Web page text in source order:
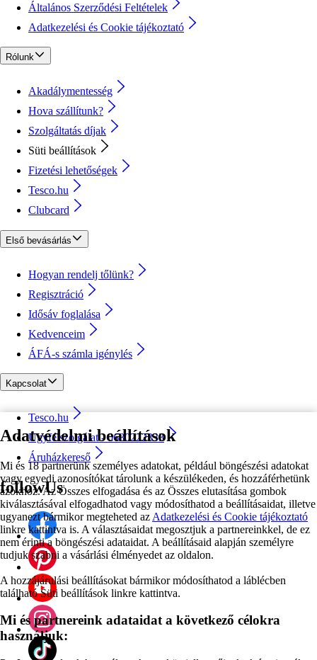
Adatvédelmi beállítások
Mi és 18 partnerünk személyes adatokat, például böngészési adatokat
vagy egyedi azonosítókat tárolunk a készülékeden, és hozzáférhetünk
azokhoz. Az Összes elfogadása és az Összes elutasítása gombok
kiválasztásával elfogadhatod vagy módosíthatod a beállításaidat, illetve
ugyanezt bármikor megteheted az Adatkezelési és Cookie tájékoztató
linkre kattintva is. A választásaidat megosztjuk a partnereinkkel, de ez
nem érinti a böngészési adataidat. A beállításaid alapján személyre
tudjuk szabni a vásárlási élményedet az oldalon.
A hozzájárulási beállításokat bármikor módosíthatod a láblécben
található Süti beállítások linkre kattintva.
Mi és partnereink adataidat a következő célokra
használjuk:
Általános Szerződési Feltételek
Adatkezelési és Cookie tájékoztató
Rólunk
Akadálymentesség
Hova szállítunk?
Szolgáltatás díjak
Süti beállítások
Fizetési lehetőségek
Tesco.hu
Clubcard
Első bevásárlás
Hogyan rendelj tőlünk?
Regisztráció
Idősáv foglalása
Kedvenceim
ÁFÁ-s számla igénylés
Kapcsolat
Tesco.hu
Ügyfélszolgálat - 0680222333
Áruházkereső
followUs